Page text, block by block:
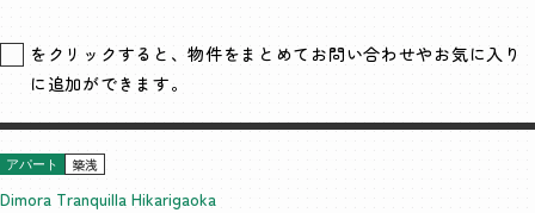
をクリックすると、物件をまとめてお問い合わせやお気に入り
に追加ができます。
アパート 築浅
Dimora Tranquilla Hikarigaoka